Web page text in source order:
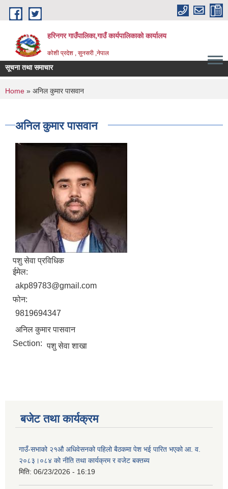
Skip to main content
हरिनगर गाउँपालिका,गाउँ कार्यपालिकाको कार्यालय
कोशी प्रदेश , सुनसरी ,नेपाल
सूचना तथा समाचार
You are here
Home » अनिल कुमार पासवान
अनिल कुमार पासवान
पशु सेवा प्रविधिक
ईमेल:
akp89783@gmail.com
फोन:
9819694347
अनिल कुमार पासवान
Section: पशु सेवा शाखा
बजेट तथा कार्यक्रम
गाउँ-सभाको २१औ अधिवेसनको पहिलो बैठकमा पेश भई पारित भएको आ. व.
२०८३।०८४ को नीति तथा कार्यक्रम र वजेट बक्तब्य
मिति: 06/23/2026 - 16:19